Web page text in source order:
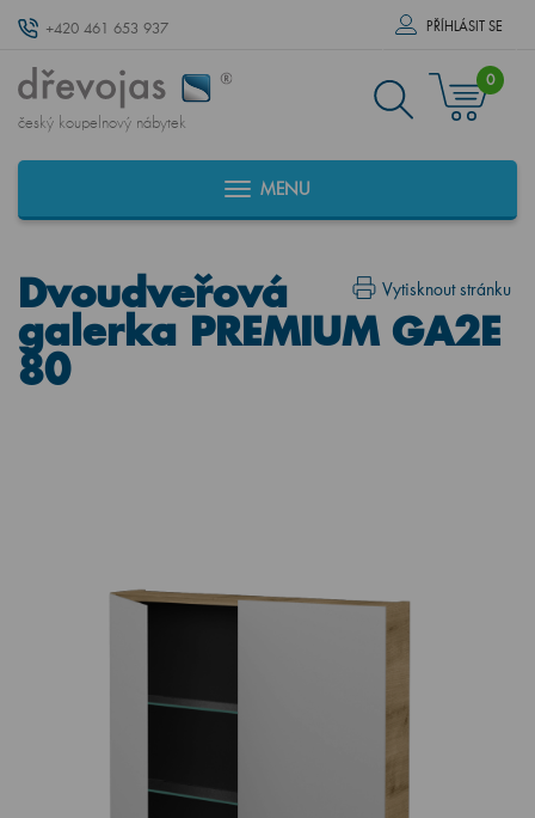
+420 461 653 937 PŘÍHLÁSIT SE
český koupelnový nábytek
0
MENU
Vytisknout stránku
Dvoudveřová
galerka PREMIUM GA2E
80